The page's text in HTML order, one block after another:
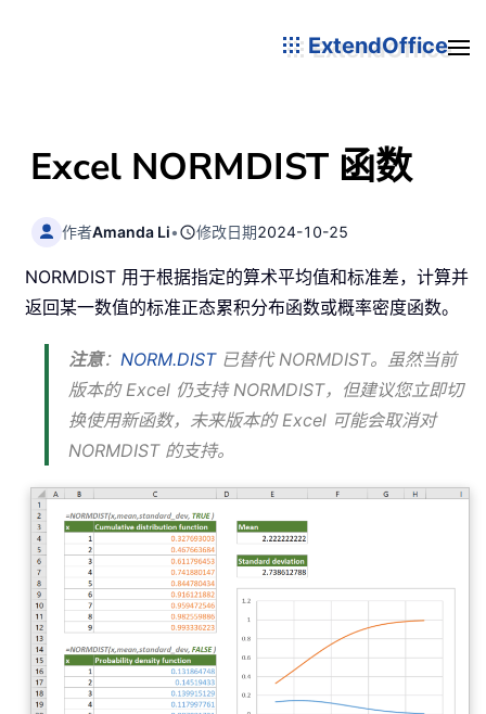
ExtendOffice
Excel NORMDIST 函数
作者Amanda Li• 修改日期2024-10-25
NORMDIST 用于根据指定的算术平均值和标准差，计算并
返回某一数值的标准正态累积分布函数或概率密度函数。
注意： NORM.DIST已替代 NORMDIST。虽然当前
版本的 Excel 仍支持 NORMDIST，但建议您立即切
换使用新函数，未来版本的 Excel 可能会取消对
NORMDIST 的支持。